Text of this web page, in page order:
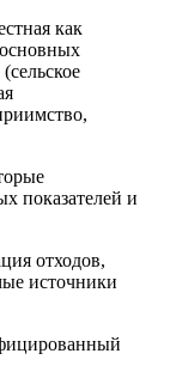
как
показателей и
отходов,
источники